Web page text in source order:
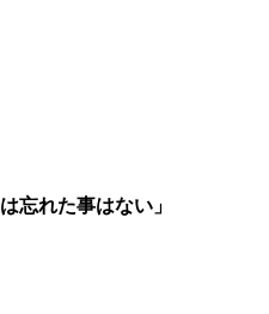
忘れた事はない」